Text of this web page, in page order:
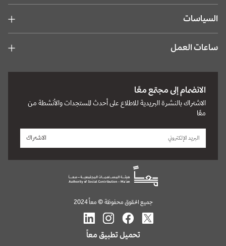
السياسات
ساعات العمل
الانضمام إلى مجتمع معًا
الاشتراك بالنشرة البريدية للاطلاع على أحدث المستجدات والأنشطة من
معًا
الاشتراك
جميع الحقوق محفوظة © معاً 2024
تحميل تطبيق معاً